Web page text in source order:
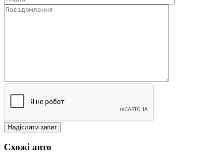
Схожі авто